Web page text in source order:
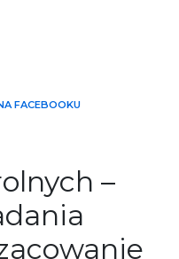
FACEBOOKU
–